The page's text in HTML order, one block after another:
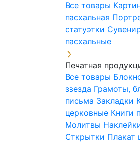
Все товары
пасхальная
статуэтки
пасхальные
Печатная
Все товары
звезда Грамоты,
письма Закладки
церковные Книги
Молитвы
Открытки Плакат